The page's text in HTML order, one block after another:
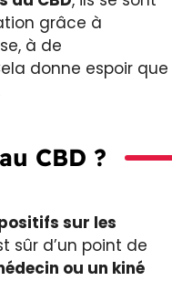
grâce à
à de
donne espoir que
CBD ?
sur les
sûr d’un point de
ou un kiné